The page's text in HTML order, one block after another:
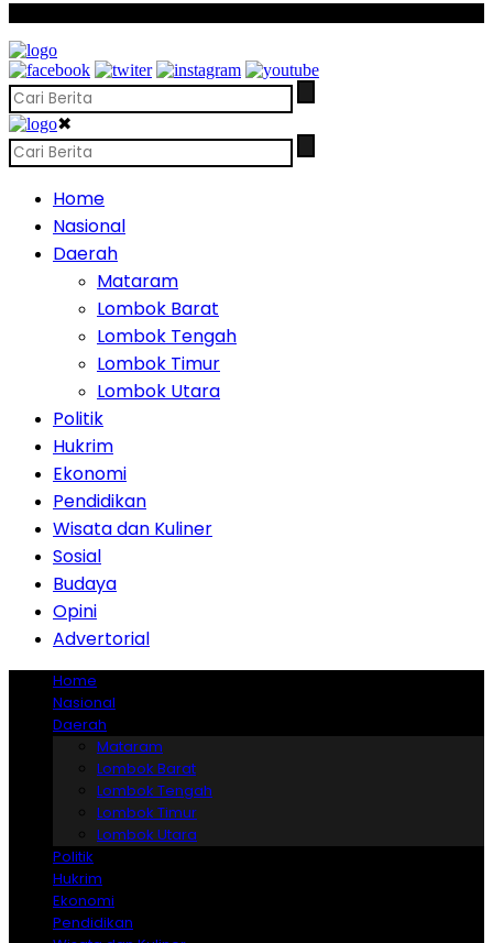
✖
Home
Nasional
Daerah
Mataram
Lombok Barat
Lombok Tengah
Lombok Timur
Lombok Utara
Politik
Hukrim
Ekonomi
Pendidikan
Wisata dan Kuliner
Sosial
Budaya
Opini
Advertorial
Home
Nasional
Daerah
Mataram
Lombok Barat
Lombok Tengah
Lombok Timur
Lombok Utara
Politik
Hukrim
Ekonomi
Pendidikan